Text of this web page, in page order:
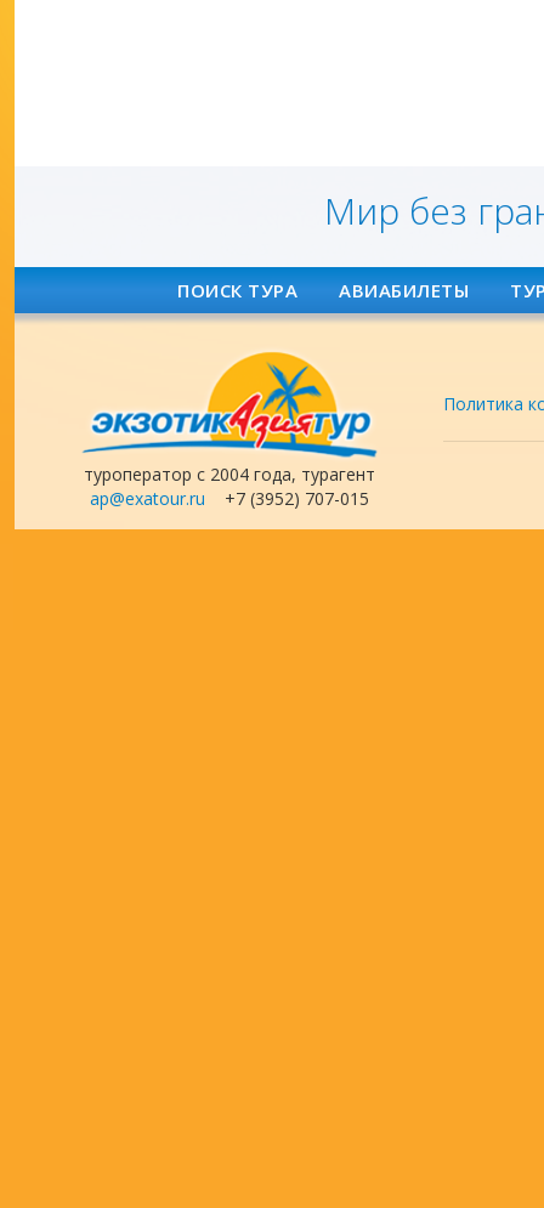
Мир без
ПОИСК ТУРА АВИАБИЛЕТЫ
туроператор с 2004 года, турагент
ap@exatour.ru +7 (3952) 707-015
Политика